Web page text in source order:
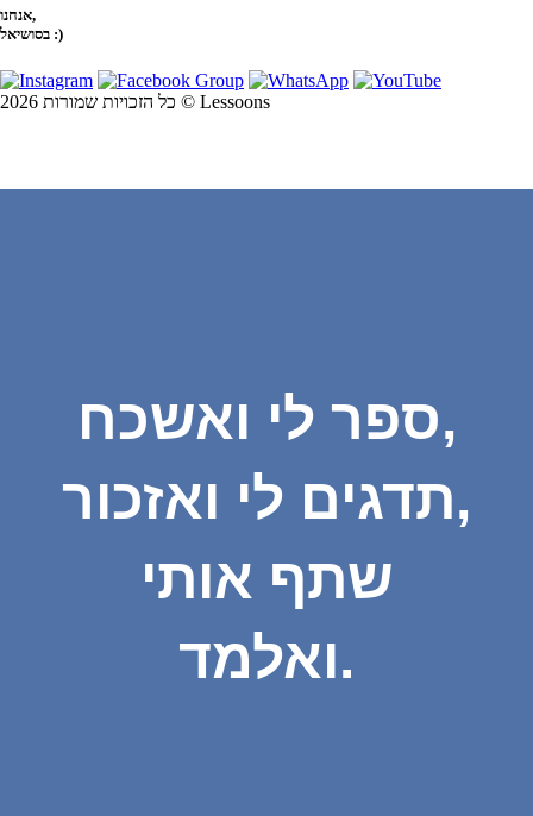
אנחנו,
בסושיאל :)
כל הזכויות שמורות 2026 © Lessoons
ספר לי ואשכח,
תדגים לי ואזכור,
שתף אותי
ואלמד.